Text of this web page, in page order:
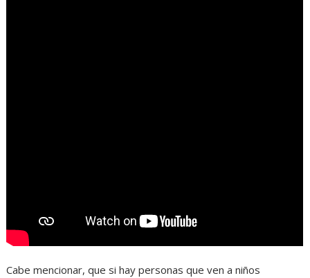
Cabe mencionar, que si hay personas que ven a niños